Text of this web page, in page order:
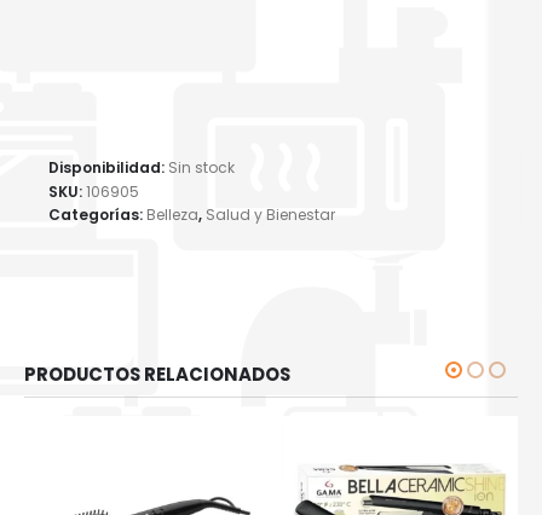
Disponibilidad: Sin stock
SKU:106905
Categorías: Belleza, Salud y Bienestar
PRODUCTOS RELACIONADOS